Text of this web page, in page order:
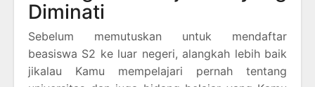
Diminati
Sebelum memutuskan untuk mendaftar
beasiswa S2 ke luar negeri, alangkah lebih baik
jikalau Kamu mempelajari pernah tentang